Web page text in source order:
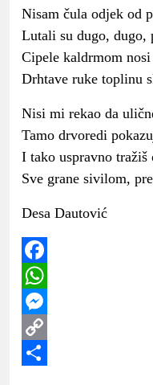
Nisam čula odjek od
Lutali su dugo, dugo,
Cipele kaldrmom
Drhtave ruke toplinu
Nisi mi rekao da
Tamo drvoredi
I tako uspravno
Sve grane sivilom,
Desa Dautović
Facebook
WhatsApp
Messenger
Copy